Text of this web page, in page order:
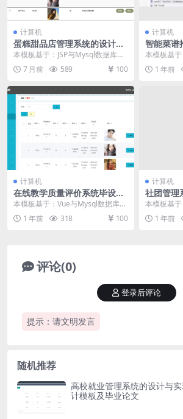
计算机
蛋糕甜品店管理系统的设计与
开发毕设模板 毕业设计模板及
毕业论文与开题报告
本模板基于：JSP与Mysql数据库开
发 系统功能实现 个人中心 个人中
心模块设...
7 月前 589 100
计算机
智能菜谱
业设计模
本模板基
库开发 系
当人...1 年前
计算机
在线教学质量评价系统毕设模
板 毕业设计模板及毕业论文与
开题报告
本模板基于：Vue与Mysql数据库开
发 系统详细实现 管理员模块的实现
学生信...
1 年前 318 100
计算机
社团管理
计模板及
本模板基
库开发 系
实现 ...
1 年前
评论(0)
提示：请文明发言
登录后评论
随机推荐
高校就业管理系统的设计与
计模板及毕业论文